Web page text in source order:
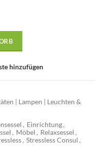
hinzufügen
| Lampen | Leuchten &
, Einrichtung,
, Möbel , Relaxsessel ,
, Stressless Consul ,